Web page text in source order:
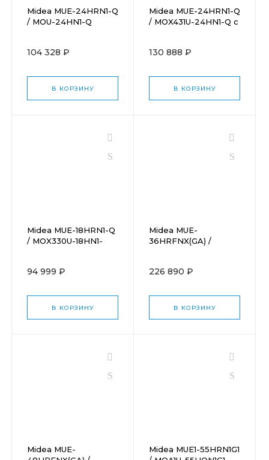
Midea MUE-24HRN1-Q
/ MOU-24HN1-Q
104 328 ₽
В КОРЗИНУ
Midea MUE-24HRN1-Q
/ MOX431U-24HN1-Q с
130 888 ₽
В КОРЗИНУ
Midea MUE-18HRN1-Q
/ MOX330U-18HN1-
94 999 ₽
В КОРЗИНУ
Midea MUE-
36HRFNX(GA) /
226 890 ₽
В КОРЗИНУ
Midea MUE-
Midea MUE1-55HRN1G1